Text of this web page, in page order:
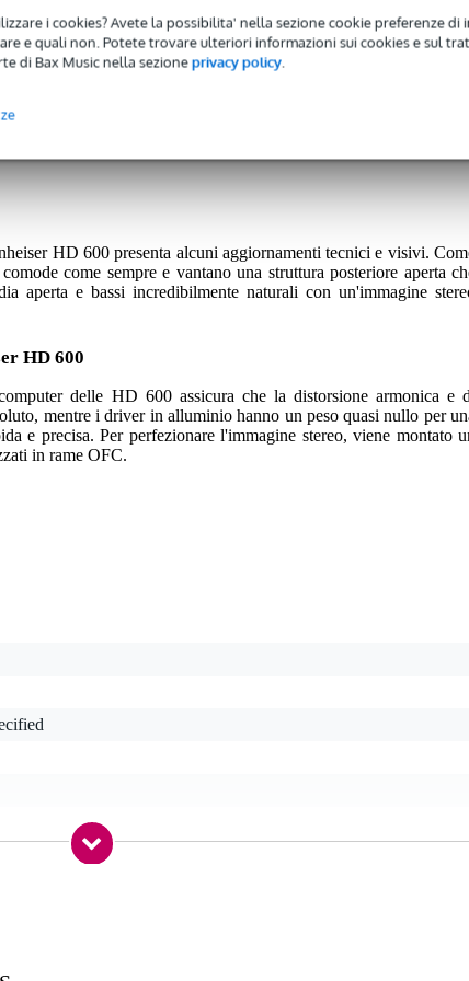
i cookies? Avete la possibilita' nella sezione cookie preferenze di
e quali non. Potete trovare ulteriori informazioni sui cookies e sul
di Bax Music nella sezioneprivacy policy.
studio
HD 600 presenta alcuni aggiornamenti tecnici e visivi.
come sempre e vantano una struttura posteriore aperta
aperta e bassi incredibilmente naturali con un'immagine
HD 600
delle HD 600 assicura che la distorsione armonica e
mentre i driver in alluminio hanno un peso quasi nullo per
e precisa. Per perfezionare l'immagine stereo, viene montato
in rame OFC.